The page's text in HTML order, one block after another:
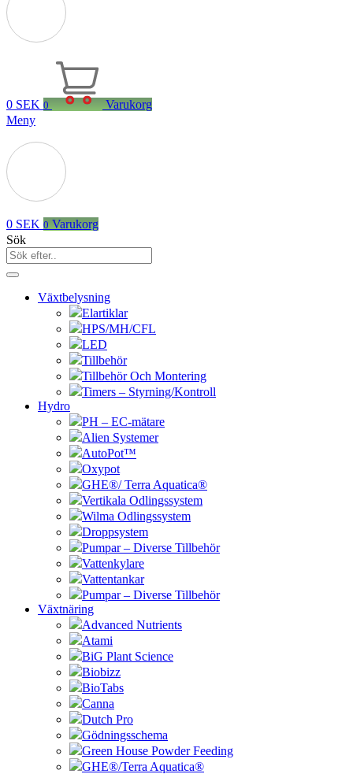
0 SEK 0
Varukorg
Meny
0 SEK 0 Varukorg
Sök
Växtbelysning
Elartiklar
HPS/MH/CFL
LED
Tillbehör
Tillbehör Och Montering
Timers – Styrning/Kontroll
Hydro
PH – EC-mätare
Alien Systemer
AutoPot™
Oxypot
GHE®/ Terra Aquatica®
Vertikala Odlingssystem
Wilma Odlingssystem
Droppsystem
Pumpar – Diverse Tillbehör
Vattenkylare
Vattentankar
Pumpar – Diverse Tillbehör
Växtnäring
Advanced Nutrients
Atami
BiG Plant Science
Biobizz
BioTabs
Canna
Dutch Pro
Gödningsschema
Green House Powder Feeding
GHE®/Terra Aquatica®